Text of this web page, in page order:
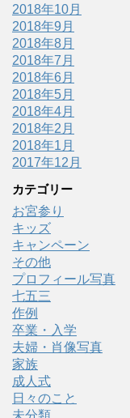
2018年10月
2018年9月
2018年8月
2018年7月
2018年6月
2018年5月
2018年4月
2018年2月
2018年1月
2017年12月
カテゴリー
お宮参り
キッズ
キャンペーン
その他
プロフィール写真
七五三
作例
卒業・入学
夫婦・肖像写真
家族
成人式
日々のこと
未分類